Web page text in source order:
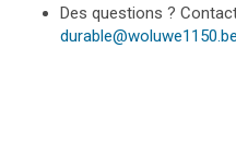
Des questions ?
durable@woluwe1150.be